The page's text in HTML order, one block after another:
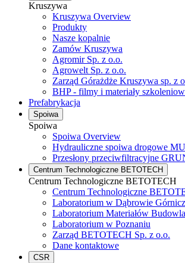
Kruszywa
Kruszywa Overview
Produkty
Nasze kopalnie
Zamów Kruszywa
Agromir Sp. z o.o.
Agrowelt Sp. z o.o.
Zarząd Górażdże Kruszywa sp. z
BHP - filmy i materiały
Prefabrykacja
Spoiwa
Spoiwa
Spoiwa Overview
Hydrauliczne spoiwa drogowe
Przesłony przeciwfiltracyjne
Centrum Technologiczne BETOTECH
Centrum Technologiczne BETOTECH
Centrum Technologiczne
Laboratorium w Dąbrowie
Laboratorium Materiałów
Laboratorium w Poznaniu
Zarząd BETOTECH Sp. z o.o.
Dane kontaktowe
CSR